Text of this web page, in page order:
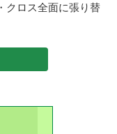
クロス全面に張り替